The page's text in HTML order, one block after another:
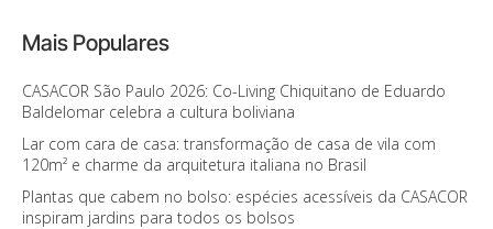
Mais Populares
CASACOR São Paulo 2026: Co-Living Chiquitano de Eduardo
Baldelomar celebra a cultura boliviana
Lar com cara de casa: transformação de casa de vila com
120m² e charme da arquitetura italiana no Brasil
Plantas que cabem no bolso: espécies acessíveis da CASACOR
inspiram jardins para todos os bolsos